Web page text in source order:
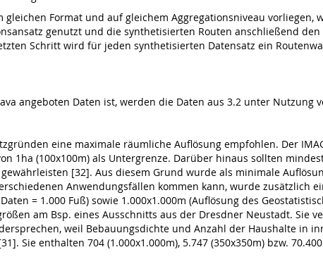
Format und auf gleichem Aggregationsniveau vorliegen,
genutzt und die synthetisierten Routen anschließend
Schritt wird für jeden synthetisierten Datensatz ein
angeboten Daten ist, werden die Daten aus 3.2 unter Nutzung
eine maximale räumliche Auflösung empfohlen. Der
1ha (100x100m) als Unter­grenze. Darüber hinaus sollten
[32]. Aus diesem Grund wurde als minimale
Anwendungsfällen kommen kann, wurde zusätzlich
= 1.000 Fuß) sowie 1.000x1.000m (Auflösung des
am Bsp. eines Ausschnitts aus der Dresdner Neustadt. Sie
weil Bebauungsdichte und Anzahl der Haushalte in
Sie enthalten 704 (1.000x1.000m), 5.747 (350x350m) bzw.